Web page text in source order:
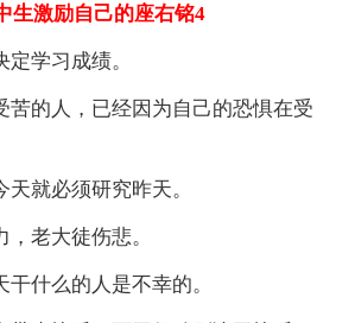
生激励自己的座右铭4
学习成绩。
苦的人，已经因为自己的恐惧在受
天就必须研究昨天。
老大徒伤悲。
干什么的人是不幸的。